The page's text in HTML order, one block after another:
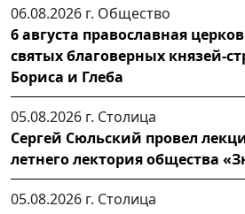
06.08.2026 г. Общество
6 августа православная
святых благоверных князей-
Бориса и Глеба
05.08.2026 г. Столица
Сергей Сюльский провел
летнего лектория общества
05.08.2026 г. Столица